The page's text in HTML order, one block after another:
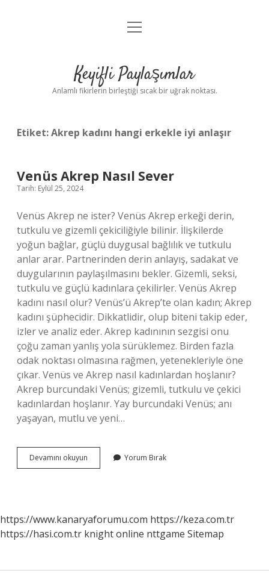
Anasayfa
Yasal Uyarı
menüyü
Keyifli Paylaşımlar
Anlamlı fikirlerin birleştiği sıcak bir uğrak noktası.
Etiket:Akrep kadını hangi erkekle iyi anlaşır
Venüs Akrep Nasıl Sever
Tarih: Eylül 25, 2024
Venüs Akrep ne ister? Venüs Akrep erkeği derin,
tutkulu ve gizemli çekiciliğiyle bilinir. İlişkilerde
yoğun bağlar, güçlü duygusal bağlılık ve tutkulu
anlar arar. Partnerinden derin anlayış, sadakat ve
duygularının paylaşılmasını bekler. Gizemli, seksi,
tutkulu ve güçlü kadınlara çekilirler. Venüs Akrep
kadını nasıl olur? Venüs’ü Akrep’te olan kadın; Akrep
kadını şüphecidir. Dikkatlidir, olup biteni takip eder,
izler ve analiz eder. Akrep kadınının sezgisi onu
çoğu zaman yanlış yola sürüklemez. Birden fazla
odak noktası olmasına rağmen, yetenekleriyle öne
çıkar. Venüs ve Akrep nasıl kadınlardan hoşlanır?
Akrep burcundaki Venüs; gizemli, tutkulu ve çekici
kadınlardan hoşlanır. Yay burcundaki Venüs; anı
yaşayan, mutlu ve yeni…
Devamını okuyun
Akrep
Yorum Bırak
https://www.kanaryaforumu.com https://keza.com.tr
https://hasi.com.tr knight online nttgame Sitemap